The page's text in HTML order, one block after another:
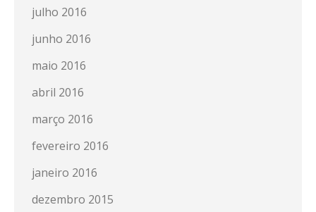
julho 2016
junho 2016
maio 2016
abril 2016
março 2016
fevereiro 2016
janeiro 2016
dezembro 2015